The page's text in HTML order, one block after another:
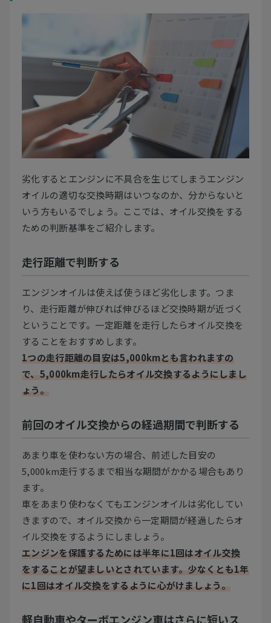
劣化するとエンジンに不具合を生じてしまうエンジン
オイルの適切な交換時期はいつなのか、分からないと
いう方もいるでしょう。ここでは、オイル交換をする
ための判断基準をご紹介します。
走行距離で判断する
エンジンオイルは使えば使うほど劣化します。つま
り、走行距離が伸びれば伸びるほど交換時期が近づく
ということです。一定距離を走行したらオイル交換を
することをおすすめします。
1つの走行距離の目安は5,000kmとも言われますの
で、5,000km走行したらオイル交換するようにしまし
ょう。
前回のオイル交換からの経過期間で判断する
あまり車を使わない方の場合、前述した目安の
5,000km走行するまで相当な期間がかかる場合もあり
ます。
車をあまり使わなくてもエンジンオイルは劣化してい
きますので、オイル交換から一定期間が経過したらオ
イル交換をするようにしましょう。
エンジンを保護するためには半年に1回はオイル交換
をすることが望ましいとされています。少なくとも1年
に1回はオイル交換をするように心がけましょう。
軽自動車やターボエンジン車はさらに短いス